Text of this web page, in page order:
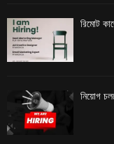
রিমোট
নিয়োগ